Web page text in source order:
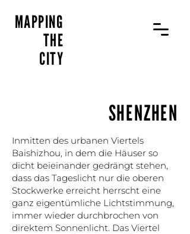
MAPPING
THE
CITY
SHENZHEN
Inmitten des urbanen Viertels
Baishizhou, in dem die Häuser so
dicht beieinander gedrängt stehen,
dass das Tageslicht nur die oberen
Stockwerke erreicht herrscht eine
ganz eigentümliche Lichtstimmung,
immer wieder durchbrochen von
direktem Sonnenlicht. Das Viertel